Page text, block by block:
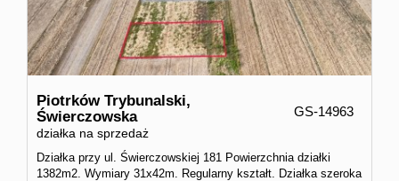
Piotrków Trybunalski,
Świerczowska
działka na sprzedaż
GS-14963
Działka przy ul. Świerczowskiej 181 Powierzchnia działki
1382m2. Wymiary 31x42m. Regularny kształt. Działka szeroka